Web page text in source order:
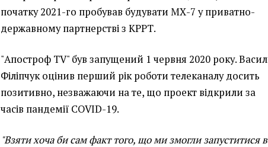
початку 2021-го пробував будувати МХ-7 у приватно-
державному партнерстві з КРРТ.
"Апостроф TV" був запущений 1 червня 2020 року.
Філіпчук оцінив перший рік роботи телеканалу досить
позитивно, незважаючи на те, що проект відкрили за
часів пандемії COVID-19.
"Взяти хоча би сам факт того, що ми змогли запуститися в